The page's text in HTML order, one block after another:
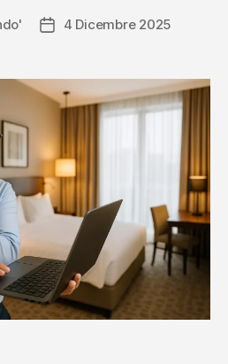
Data4 Dicembre 2025